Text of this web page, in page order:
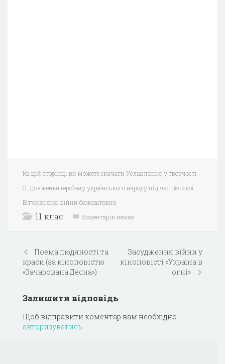
На цій сторінці ви можете скачати Уславлення у творчості
О. Довженка героїзму українського народу під час Великої
Вітчизняної війни безкоштовно.
11 клас Коментарів немає
Поема людяності та
краси (за кіноповістю
«Зачарована Десна»)
Засудження війни у
кіноповісті «Україна в
огні»
Залишити відповідь
Щоб відправити коментар вам необхідно
авторизуватись.